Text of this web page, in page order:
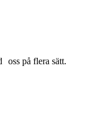
oss på flera sätt.